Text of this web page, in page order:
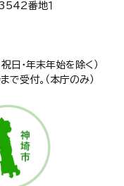
番地１
日・年末年始を除く）
受付。（本庁のみ）